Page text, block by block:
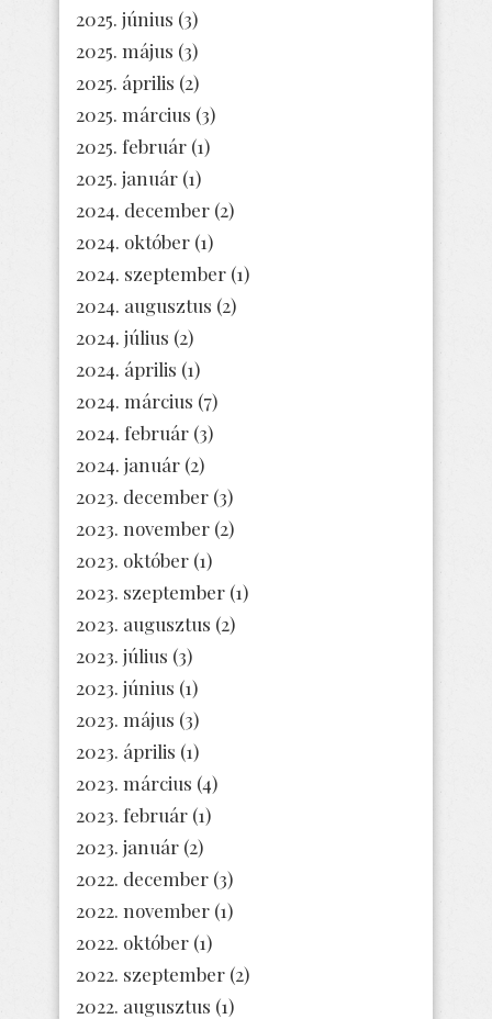
2025. június (3)
2025. május (3)
2025. április (2)
2025. március (3)
2025. február (1)
2025. január (1)
2024. december (2)
2024. október (1)
2024. szeptember (1)
2024. augusztus (2)
2024. július (2)
2024. április (1)
2024. március (7)
2024. február (3)
2024. január (2)
2023. december (3)
2023. november (2)
2023. október (1)
2023. szeptember (1)
2023. augusztus (2)
2023. július (3)
2023. június (1)
2023. május (3)
2023. április (1)
2023. március (4)
2023. február (1)
2023. január (2)
2022. december (3)
2022. november (1)
2022. október (1)
2022. szeptember (2)
2022. augusztus (1)